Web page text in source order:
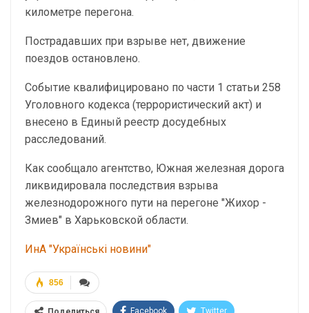
километре перегона.
Пострадавших при взрыве нет, движение
поездов остановлено.
Событие квалифицировано по части 1 статьи 258
Уголовного кодекса (террористический акт) и
внесено в Единый реестр досудебных
расследований.
Как сообщало агентство, Южная железная дорога
ликвидировала последствия взрыва
железнодорожного пути на перегоне "Жихор -
Змиев" в Харьковской области.
ИнА "Українські новини"
856
Facebook Twitter